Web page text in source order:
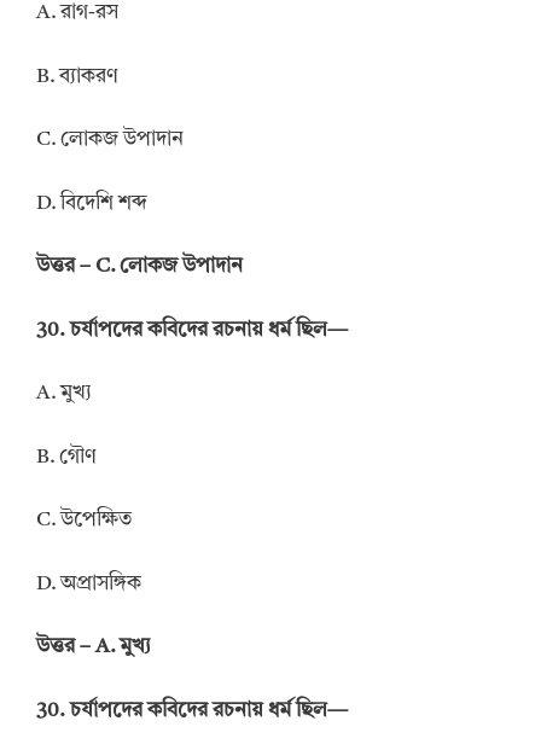
A. রাগ-রস
B. ব্যাকরণ
C. লোকজ উপাদান
D. বিদেশি শব্দ
উত্তর – C. লোকজ উপাদান
30. চর্যাপদের কবিদের রচনায় ধর্ম ছিল—
A. মুখ্য
B. গৌণ
C. উপেক্ষিত
D. অপ্রাসঙ্গিক
উত্তর – A. মুখ্য
30. চর্যাপদের কবিদের রচনায় ধর্ম ছিল—